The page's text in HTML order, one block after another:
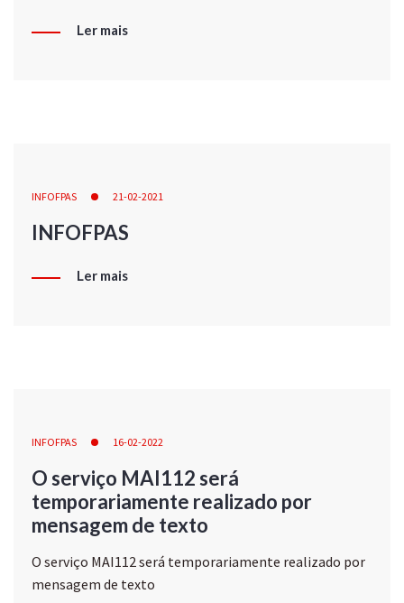
Ler mais
INFOFPAS 21-02-2021
INFOFPAS
Ler mais
INFOFPAS 16-02-2022
O serviço MAI112 será
temporariamente realizado por
mensagem de texto
O serviço MAI112 será temporariamente realizado por
mensagem de texto